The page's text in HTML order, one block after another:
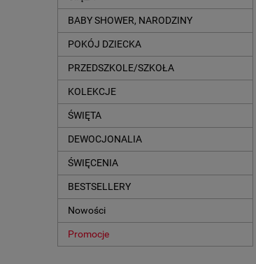
BABY SHOWER, NARODZINY
POKÓJ DZIECKA
PRZEDSZKOLE/SZKOŁA
KOLEKCJE
ŚWIĘTA
DEWOCJONALIA
ŚWIĘCENIA
BESTSELLERY
Nowości
Promocje